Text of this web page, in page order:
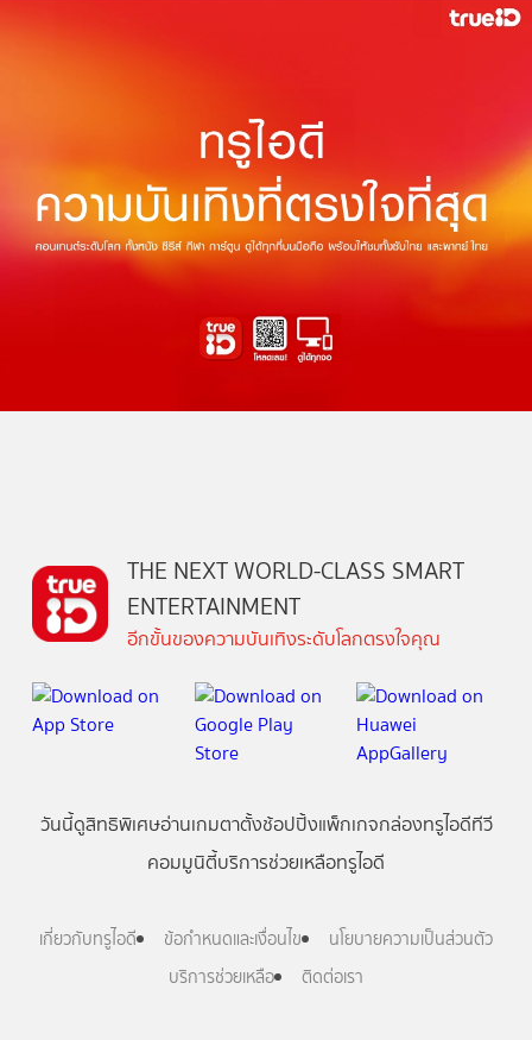
THE NEXT WORLD-CLASS SMART
ENTERTAINMENT
อีกขั้นของความบันเทิงระดับโลกตรงใจคุณ
วันนี้ดูสิทธิพิเศษอ่านเกมตาตั้งช้อปปิ้งแพ็กเกจกล่องทรูไอดีทีวี
คอมมูนิตี้บริการช่วยเหลือทรูไอดี
เกี่ยวกับทรูไอดี ข้อกำหนดและเงื่อนไข
นโยบายความเป็นส่วนตัว
บริการช่วยเหลือ
ติดต่อเรา